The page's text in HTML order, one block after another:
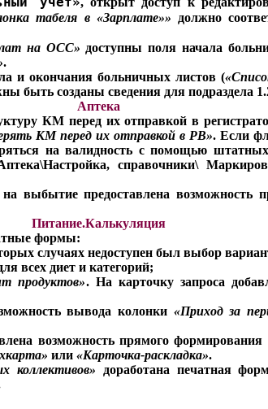
табеля в «Зарплате»» должно
на ОСС» доступны поля начала
.
и окончания больничных листов (
быть созданы сведения для подраздела
Аптека
КМ перед их отправкой в
КМ перед их отправкой в РВ». Если
на валидность с помощью
справочники\
выбытие предоставлена возможность
Питание.Калькуляция
формы:
случаях недоступен был выбор
всех диет и категорий;
продуктов». На карточку запроса
вывода колонки «Приход за
возможность прямого
или «Карточка-раскладка».
коллективов» доработана печатная